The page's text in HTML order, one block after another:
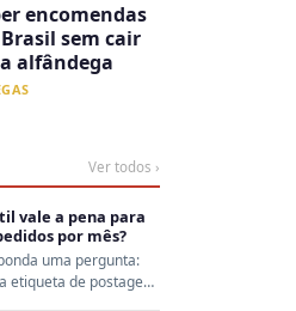
encomendas
sem cair
alfândega
Ver todos ›
vale a pena para
por mês?
uma pergunta:
etiqueta de postagem